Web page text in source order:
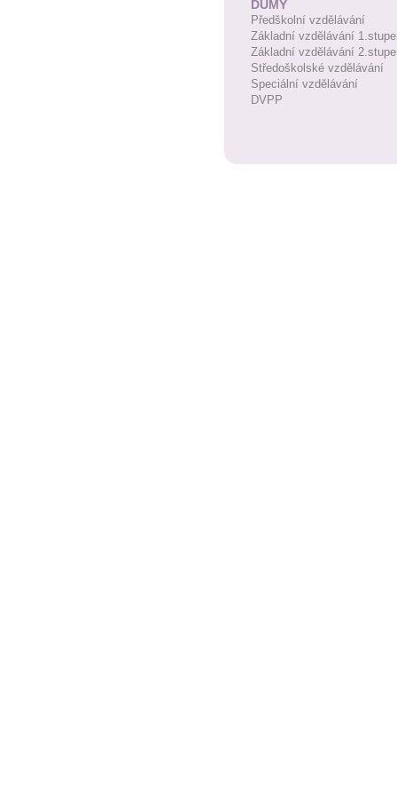
DUMY
Předškolní vzdělávání
Základní vzdělávání
Základní vzdělávání
Středoškolské vzdělávání
Speciální vzdělávání
DVPP